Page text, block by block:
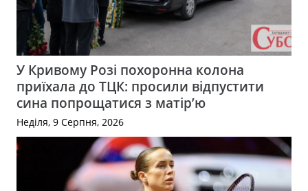
У Кривому Розі похоронна колона
приїхала до ТЦК: просили відпустити
сина попрощатися з матір’ю
Неділя, 9 Серпня, 2026